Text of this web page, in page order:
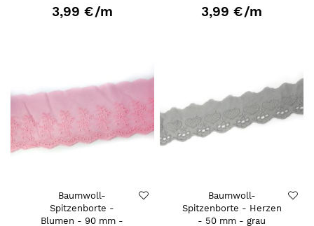
3,99 €/m 3,99 €/m
Baumwoll-
Spitzenborte -
Blumen - 90 mm -
Baumwoll-
Spitzenborte - Herzen
- 50 mm - grau